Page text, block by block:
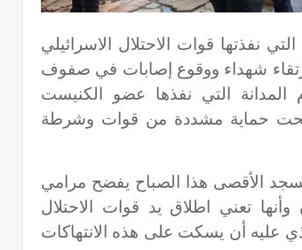
نفذتها قوات الاحتلال الاسرائيلي
شهداء ووقوع إصابات في صفوف
المدانة التي نفذها عضو الكنيست
تحت حماية مشددة من قوات وشرطة
الأقصى هذا الصباح يفضح مرامي
تعني اطلاق يد قوات الاحتلال
عليه أن يسكت على هذه الانتهاكات